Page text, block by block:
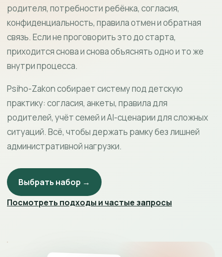
родителя, потребности ребёнка, согласия,
конфиденциальность, правила отмен и обратная
связь. Если не проговорить это до старта,
приходится снова и снова объяснять одно и то же
внутри процесса.
Psiho-Zakon собирает систему под детскую
практику: согласия, анкеты, правила для
родителей, учёт семей и AI-сценарии для сложных
ситуаций. Всё, чтобы держать рамку без лишней
административной нагрузки.
Выбрать набор →
Посмотреть подходы и частые запросы